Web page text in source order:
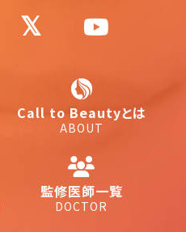
Call to Beautyとは
ABOUT
監修医師一覧
DOCTOR